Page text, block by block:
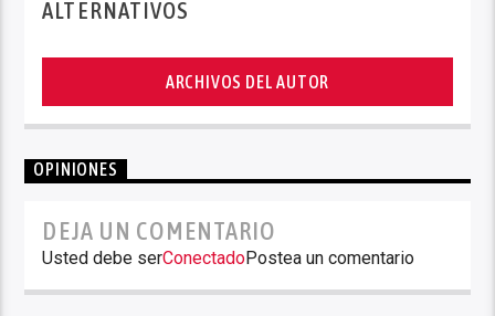
ALTERNATIVOS
ARCHIVOS DEL AUTOR
OPINIONES
DEJA UN COMENTARIO
Usted debe serConectadoPostea un comentario